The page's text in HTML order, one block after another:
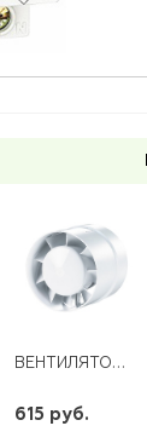
ВЕНТИЛЯТОР 125 ВКО
615 руб.